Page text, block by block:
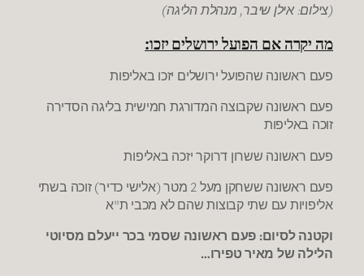
(צילום: אילן שיבר, מנהלת הליגה)
מה יקרה אם הפועל ירושלים יזכו:
פעם ראשונה שהפועל ירושלים יזכו באליפות
פעם ראשונה שקבוצה המדורגת חמישית בליגה הסדירה
זוכה באליפות
פעם ראשונה ששרון דרוקר יזכה באליפות
פעם ראשונה ששחקן מעל 2 מטר (אלישי כדיר) זוכה בשתי
אליפויות עם שתי קבוצות שהם לא מכבי ת"א
וקטנה לסיום: פעם ראשונה שסמי בכר ייעלם מסיוטי
הלילה של מאיר טפירו…